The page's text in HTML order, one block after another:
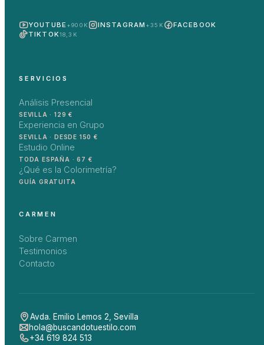
YOUTUBE +900K INSTAGRAM +35K
FACEBOOK
TIKTOK18,3K
SERVICIOS
Análisis Presencial
SEVILLA · 129 €
Experiencia en Grupo
SEVILLA · DESDE 150 €
Estudio Online
TODA ESPAÑA · 67 €
¿Qué es la Colorimetría?
GUÍA GRATUITA
CARMEN
Sobre Carmen
Testimonios
Contacto
Avda. Emilio Lemos 2 Sevilla
hola@buscandotuestilo.com
+34 619 824 513